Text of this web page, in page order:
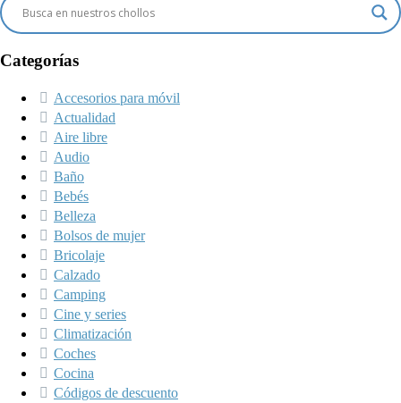
Categorías
Accesorios para móvil
Actualidad
Aire libre
Audio
Baño
Bebés
Belleza
Bolsos de mujer
Bricolaje
Calzado
Camping
Cine y series
Climatización
Coches
Cocina
Códigos de descuento